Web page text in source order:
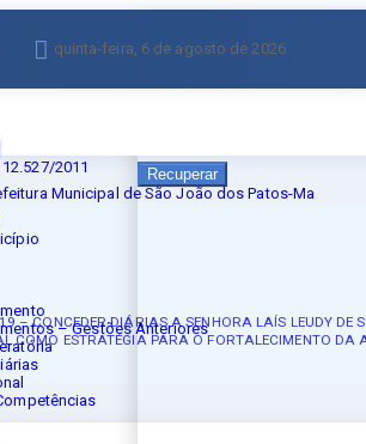
2011
– Gestões Anteriores
quinta-feira, 6 de agosto de 2026
– CONCEDER DIÁRIAS A SENHORA LAÍS LEUDY DE
COMO ESTRATÉGIA PARA O FORTALECIMENTO
Recuperar